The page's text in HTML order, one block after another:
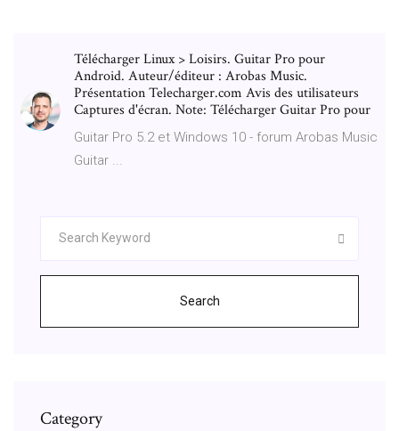
Télécharger Linux > Loisirs. Guitar Pro pour
Android. Auteur/éditeur : Arobas Music.
Présentation Telecharger.com Avis des utilisateurs
Captures d'écran. Note: Télécharger Guitar Pro pour
Guitar Pro 5.2 et Windows 10 - forum Arobas Music
Guitar ...
Search
Category